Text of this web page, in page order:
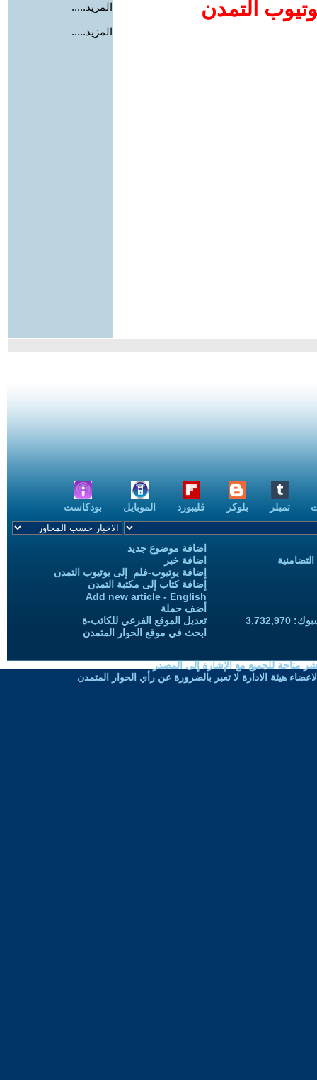
التمدن المزيد.....
المزيد.....
تمبلر بلوكر فليبورد الموبايل بودكاست
اضافة موضوع جديد
اضافة خبر
إضافة يوتيوب-فلم إلى يوتيوب التمدن
إضافة كتاب إلى مكتبة التمدن
Add new article - English
أضف حملة
تعديل الموقع الفرعي للكاتب-ة
ابحث في موقع الحوار المتمدن
متاحة للجميع مع الإشارة إلى المصدر
هيئة الادارة لا تعبر بالضرورة عن رأي الحوار المتمدن